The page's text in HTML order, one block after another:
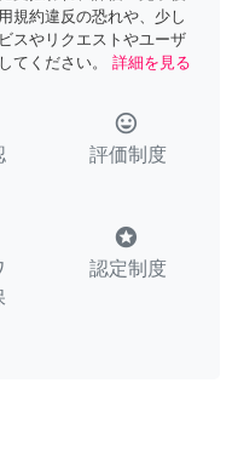
規約違反の恐れや、少し
スやリクエストやユーザ
てください。
詳細を見る
tag_faces
評価制度
stars
認定制度